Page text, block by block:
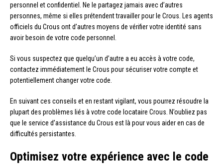
personnel et confidentiel. Ne le partagez jamais avec d’autres
personnes, même si elles prétendent travailler pour le Crous. Les agents
officiels du Crous ont d’autres moyens de vérifier votre identité sans
avoir besoin de votre code personnel.
Si vous suspectez que quelqu’un d’autre a eu accès à votre code,
contactez immédiatement le Crous pour sécuriser votre compte et
potentiellement changer votre code.
En suivant ces conseils et en restant vigilant, vous pourrez résoudre la
plupart des problèmes liés à votre code locataire Crous. N’oubliez pas
que le service d’assistance du Crous est là pour vous aider en cas de
difficultés persistantes.
Optimisez votre expérience avec le code